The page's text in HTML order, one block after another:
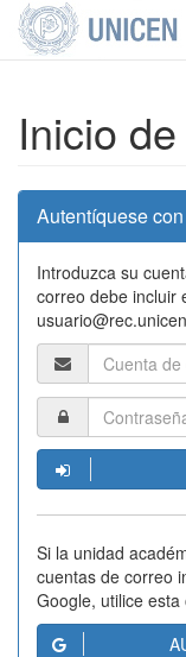
Inicio
Autentíquese
Introduzca su
correo debe incluir
Si la unidad
cuentas de correo
Google, utilice esta